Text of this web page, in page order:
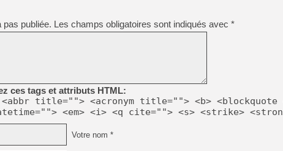
pas publiée. Les champs obligatoires sont indiqués avec *
ces tags et attributs HTML:
title=""> <acronym title=""> <b> <blockquote
<em> <i> <q cite=""> <s> <strike>
Votre nom *